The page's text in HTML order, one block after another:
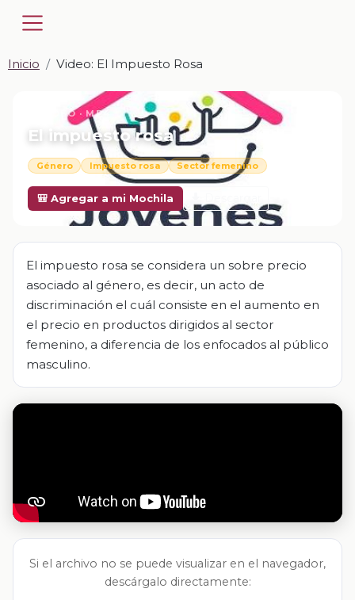
Inicio Video: El Impuesto Rosa
📎 VIDEO · MP4
El impuesto rosa
Género Impuesto rosa Sector femenino
🎒 Agregar a mi Mochila
El impuesto rosa se considera un sobre precio
asociado al género, es decir, un acto de
discriminación el cuál consiste en el aumento en
el precio en productos dirigidos al sector
femenino, a diferencia de los enfocados al público
masculino.
Si el archivo no se puede visualizar en el navegador,
descárgalo directamente: